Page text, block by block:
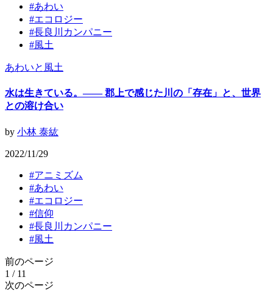
#あわい
#エコロジー
#長良川カンパニー
#風土
あわいと風土
水は生きている。—— 郡上で感じた川の「存在」と、世界
との溶け合い
by 小林 泰紘
2022/11/29
#アニミズム
#あわい
#エコロジー
#信仰
#長良川カンパニー
#風土
前のページ
1 / 11
次のページ